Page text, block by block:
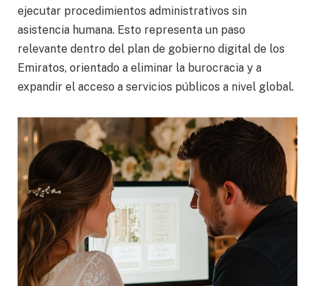
ejecutar procedimientos administrativos sin
asistencia humana. Esto representa un paso
relevante dentro del plan de gobierno digital de los
Emiratos, orientado a eliminar la burocracia y a
expandir el acceso a servicios públicos a nivel global.